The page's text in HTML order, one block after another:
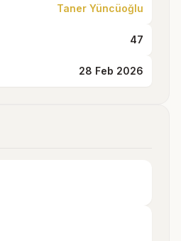
Taner Yüncüoğlu
47
28 Feb 2026